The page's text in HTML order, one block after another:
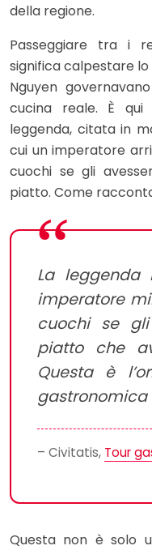
della regione.
Passeggiare tra i
significa calpestare
Nguyen
cucina reale. È
leggenda, citata in
cui un imperatore
cuochi se gli
piatto. Come
La
imperatore
cuochi se
piatto che
Questa è
– Civitatis, Tour
Questa non è solo